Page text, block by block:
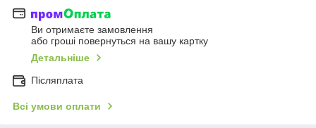
Ви отримаєте замовлення
або гроші повернуться на вашу картку
Детальніше
Післяплата
Всі умови оплати